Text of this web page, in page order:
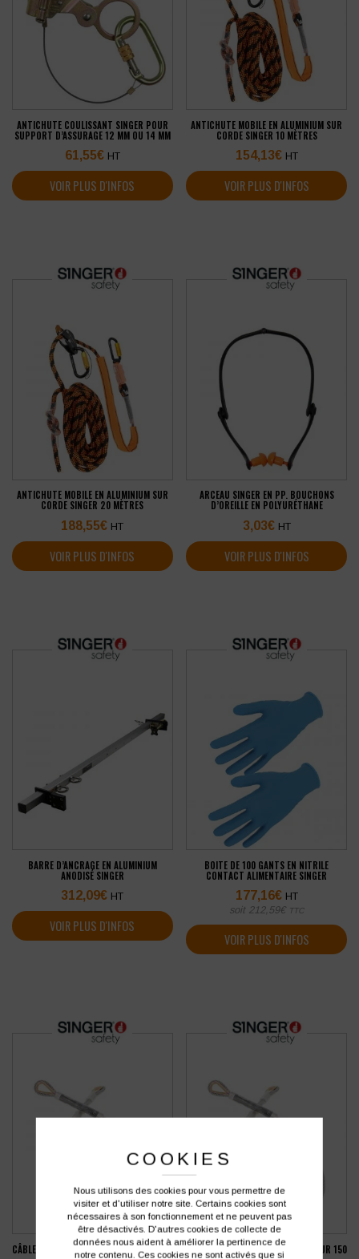
ANTICHUTE COULISSANT SINGER POUR
SUPPORT D’ASSURAGE 12 MM OU 14 MM
61,55€ HT
VOIR PLUS D'INFOS
ANTICHUTE MOBILE EN ALUMINIUM SUR
CORDE SINGER 10 MÈTRES
154,13€ HT
VOIR PLUS D'INFOS
ANTICHUTE MOBILE EN ALUMINIUM SUR
CORDE SINGER 20 MÈTRES
188,55€ HT
VOIR PLUS D'INFOS
ARCEAU SINGER EN PP. BOUCHONS
D’OREILLE EN POLYURÉTHANE
3,03€ HT
VOIR PLUS D'INFOS
BARRE D’ANCRAGE EN ALUMINIUM
ANODISÉ SINGER
312,09€ HT
VOIR PLUS D'INFOS
BOITE DE 100 GANTS EN NITRILE
CONTACT ALIMENTAIRE SINGER
177,16€ HT
soit 212,59€ TTC
VOIR PLUS D'INFOS
CÂBLE D’ANCRAGE SINGER LONGUEUR 100
CÂBLE D’ANCRAGE SINGER LONGUEUR 150
COOKIES
Nous utilisons des cookies pour vous permettre de
visiter et d'utiliser notre site. Certains cookies sont
nécessaires à son fonctionnement et ne peuvent pas
être désactivés. D'autres cookies de collecte de
données nous aident à améliorer la pertinence de
notre contenu. Ces cookies ne sont activés que si